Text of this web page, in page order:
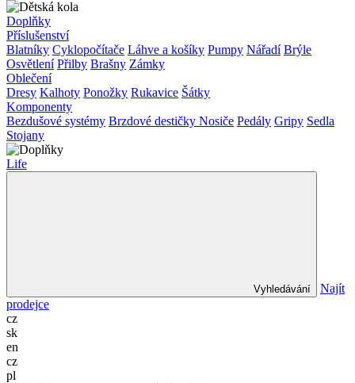
Doplňky
Příslušenství
Blatníky Cyklopočítače Láhve a košíky Pumpy Nářadí Brýle
Osvětlení Přilby Brašny Zámky
Oblečení
Dresy Kalhoty Ponožky Rukavice Šátky
Komponenty
Bezdušové systémy Brzdové destičky Nosiče Pedály Gripy Sedla
Stojany
Life
Vyhledávání
Najít
prodejce
cz
sk
en
cz
pl